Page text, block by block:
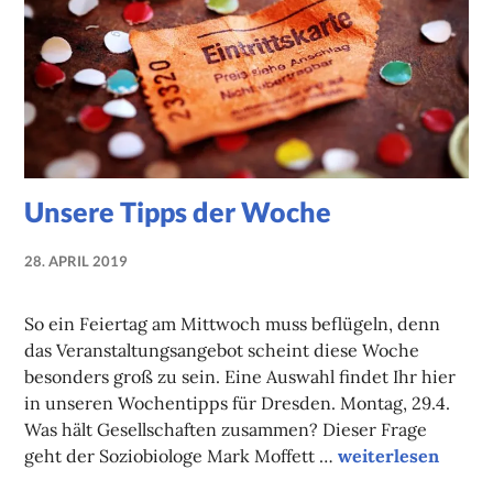
Unsere Tipps der Woche
28. APRIL 2019
So ein Feiertag am Mittwoch muss beflügeln, denn
das Veranstaltungsangebot scheint diese Woche
besonders groß zu sein. Eine Auswahl findet Ihr hier
in unseren Wochentipps für Dresden. Montag, 29.4.
Was hält Gesellschaften zusammen? Dieser Frage
geht der Soziobiologe Mark Moffett …Unsere Tipps der
weiterlesen